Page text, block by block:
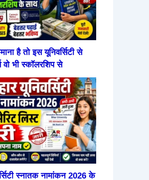
है तो इस यूनिवर्सिटी से
वो भी स्कॉलरशिप से
स्नातक नामांकन 2026 के